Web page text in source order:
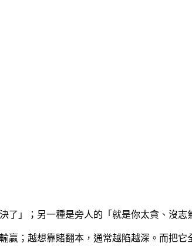
」；另一種是旁人的「就是你太貪、沒
贏；越想靠賭翻本，通常越陷越深。而把